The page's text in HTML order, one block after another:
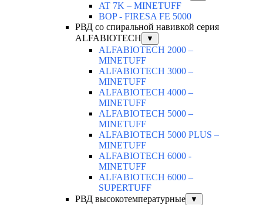
AT 7K – MINETUFF
BOP - FIRESA FE 5000
РВД со спиральной навивкой серия
ALFABIOTECH
▼
ALFABIOTECH 2000 –
MINETUFF
ALFABIOTECH 3000 –
MINETUFF
ALFABIOTECH 4000 –
MINETUFF
ALFABIOTECH 5000 –
MINETUFF
ALFABIOTECH 5000 PLUS –
MINETUFF
ALFABIOTECH 6000 -
MINETUFF
ALFABIOTECH 6000 –
SUPERTUFF
РВД высокотемпературные
▼